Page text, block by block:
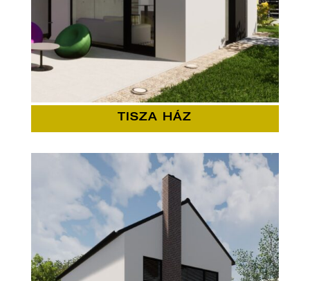
TISZA HÁZ